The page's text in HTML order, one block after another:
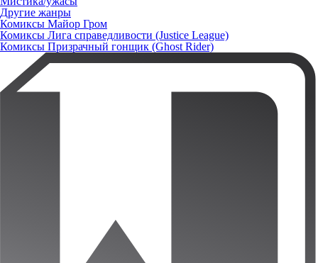
Другие жанры
Комиксы Майор Гром
Комиксы Лига справедливости (Justice League)
Комиксы Призрачный гонщик (Ghost Rider)